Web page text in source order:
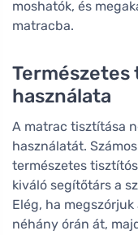
moshatók, és
matracba.
használata
A matrac tisztítása
használatát.
természetes
kiváló segítőtárs a
Elég, ha
néhány órán át,